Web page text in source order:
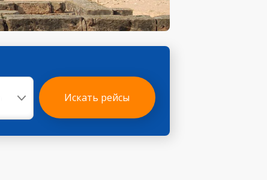
Искать рейсы